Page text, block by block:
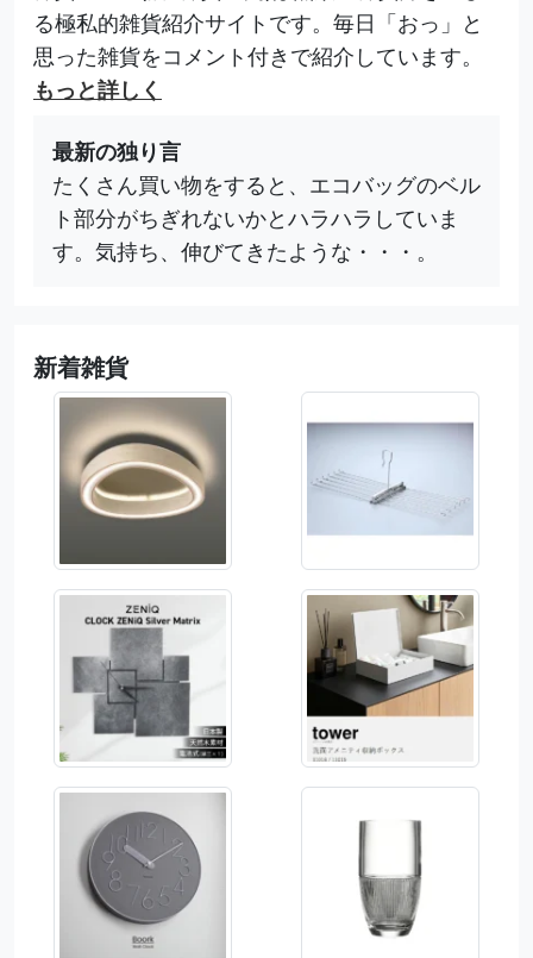
る極私的雑貨紹介サイトです。毎日「おっ」と
思った雑貨をコメント付きで紹介しています。
もっと詳しく
最新の独り言
たくさん買い物をすると、エコバッグのベル
ト部分がちぎれないかとハラハラしていま
す。気持ち、伸びてきたような・・・。
新着雑貨